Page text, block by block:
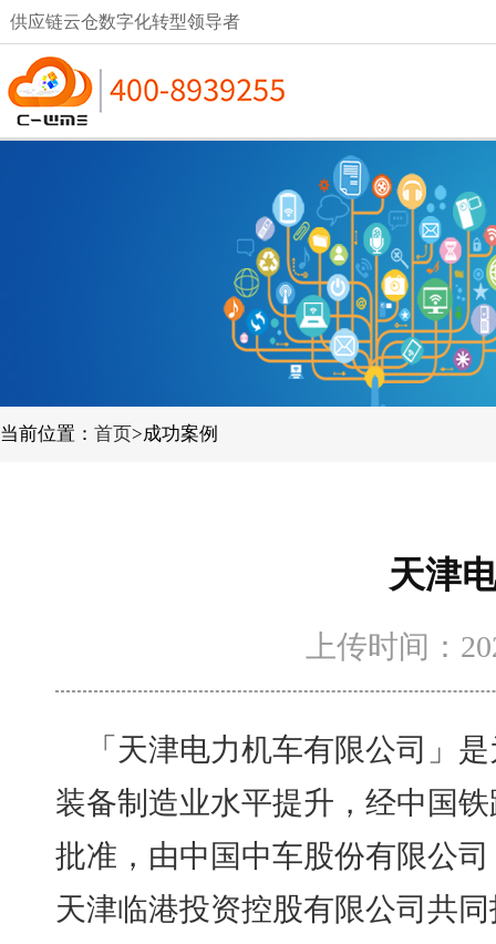
供应链云仓数字化转型领导者
当前位置： 首页>成功案例
天津
上传时间：
「天津电力机车有限公司」
装备制造业水平提升，经中国
批准，由中国中车股份有限公
天津临港投资控股有限公司共